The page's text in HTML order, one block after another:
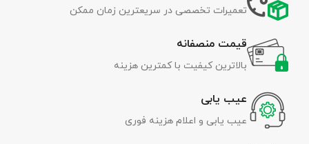
تعمیرات تخصصی در سریعترین زمان ممکن
قیمت منصفانه
بالاترین کیفیت با کمترین هزینه
عیب یابی
عیب یابی و اعلام هزینه فوری